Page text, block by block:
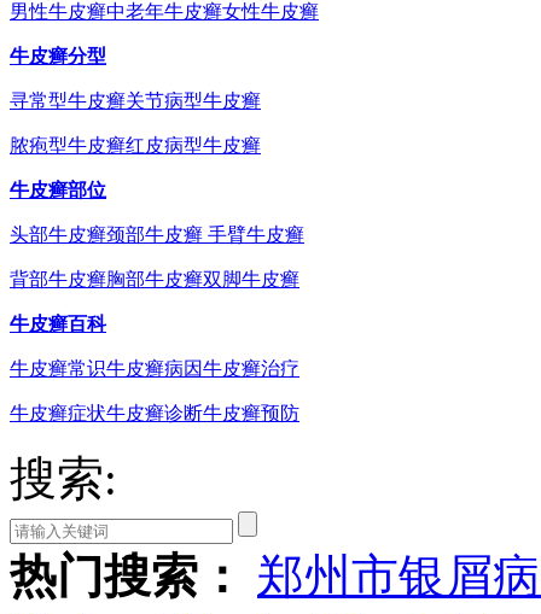
男性牛皮癣中老年牛皮癣女性牛皮癣
牛皮癣分型
寻常型牛皮癣关节病型牛皮癣
脓疱型牛皮癣红皮病型牛皮癣
牛皮癣部位
头部牛皮癣颈部牛皮癣 手臂牛皮癣
背部牛皮癣胸部牛皮癣双脚牛皮癣
牛皮癣百科
牛皮癣常识牛皮癣病因牛皮癣治疗
牛皮癣症状牛皮癣诊断牛皮癣预防
搜索:
热门搜索：
郑州市银屑